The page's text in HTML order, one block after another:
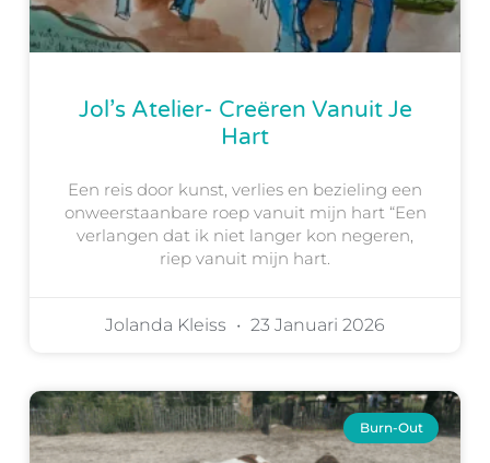
Jol’s Atelier- Creëren Vanuit Je
Hart
Een reis door kunst, verlies en bezieling een
onweerstaanbare roep vanuit mijn hart “Een
verlangen dat ik niet langer kon negeren,
riep vanuit mijn hart.
Jolanda Kleiss 23 Januari 2026
Burn-Out